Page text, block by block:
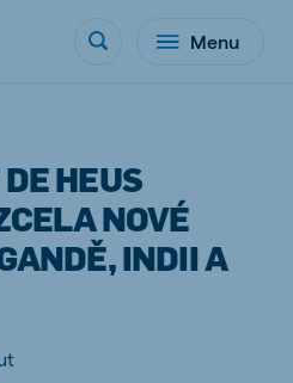
Menu
HEUS
NOVÉ
INDII A